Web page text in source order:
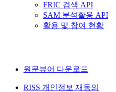
FRIC 검색 API
SAM 분석활용 API
활용 및 참여 현황
원문뷰어 다운로드
RISS 개인정보 재동의